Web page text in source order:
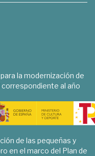
la modernización de
correspondiente al año
de las pequeñas y
en el marco del Plan de